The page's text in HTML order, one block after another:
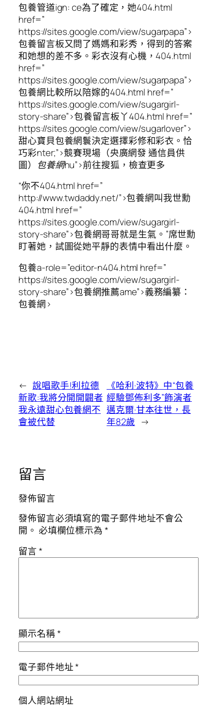
包養管道ign: ce為了確定，她404.html
href=”
https://sites.google.com/view/sugarpapa”>
包養留言板又問了媽媽和彩秀，得到的答案
和她想的差不多。彩衣沒有心機，404.html
href=”
https://sites.google.com/view/sugarpapa”>
包養網比較所以陪嫁的404.html href=”
https://sites.google.com/view/sugargirl-
story-share”>包養留言板丫404.html href=”
https://sites.google.com/view/sugarlover”>
甜心寶貝包養網鬟決定選擇彩修和彩衣。恰
巧彩nter;”>競賽現場（央廣網發 通信員供
圖）
包養網hu”>前往搜狐，檢查更多
“你不404.html href=”
http://www.twdaddy.net/”>包養網叫我世勳
404.html href=”
https://sites.google.com/view/sugargirl-
story-share”>包養網哥哥就是生氣。”席世勳
盯著她，試圖從她平靜的表情中看出什麼。
包養a-role=”editor-n404.html href=”
https://sites.google.com/view/sugargirl-
story-share”>包養網推薦ame”>義務編纂：
包養網>
← 說唱歌手!利拉德
新歌:我將分開開闢者
我永遠甜心包養網不
會被代替
《哈利·波特》中“包養
經驗鄧佈利多”飾演者
邁克爾·甘本往世，長
年82歲 →
留言
發佈留言
發佈留言必須填寫的電子郵件地址不會公
開。 必填欄位標示為*
留言*
顯示名稱*
電子郵件地址*
個人網站網址